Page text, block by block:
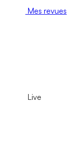
Mes revues
Live